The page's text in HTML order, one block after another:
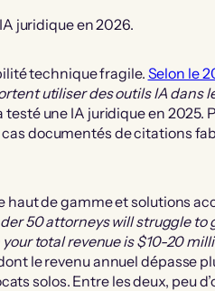
juridique en 2026.
technique fragile.Selon le
utiliser des outils IA dans
testé une IA juridique en 2025.
documentés de citations
de gamme et solutions
50 attorneys will struggle to
total revenue is $10-20
le revenu annuel dépasse
solos. Entre les deux, peu